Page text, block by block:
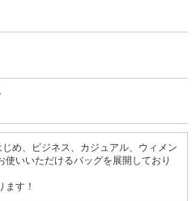
め、ビジネス、カジュアル、ウィメン
いいただけるバッグを展開しており
ます！